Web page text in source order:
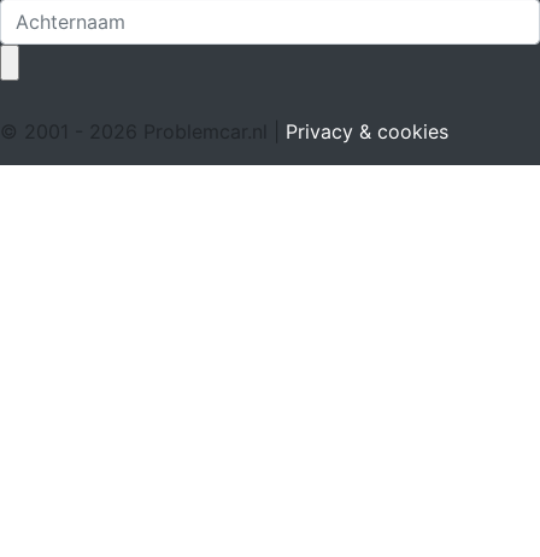
© 2001 - 2026 Problemcar.nl | Privacy & cookies